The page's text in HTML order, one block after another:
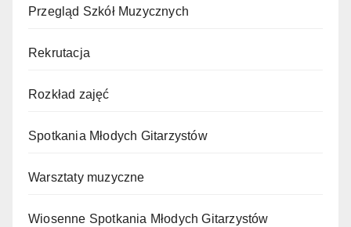
Przegląd Szkół Muzycznych
Rekrutacja
Rozkład zajęć
Spotkania Młodych Gitarzystów
Warsztaty muzyczne
Wiosenne Spotkania Młodych Gitarzystów